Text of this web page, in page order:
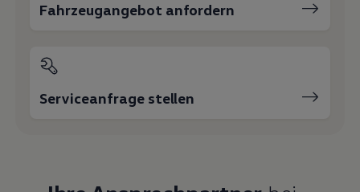
Fahrzeugangebot anfordern
Serviceanfrage stellen